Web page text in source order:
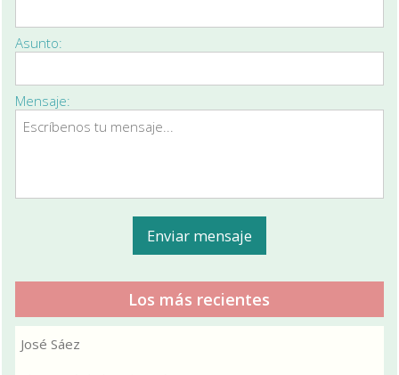
Asunto:
Mensaje:
Los más recientes
José Sáez